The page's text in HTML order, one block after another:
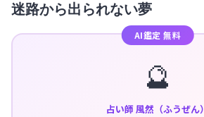
迷路から出られない夢
AI鑑定 無料
🔮
占い師 風然（ふうぜん）